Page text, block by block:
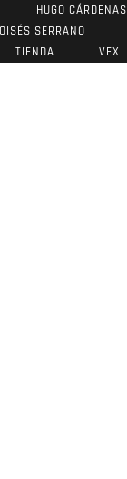
HUGO CÁRDENAS
SERRANO
TIENDA VFX